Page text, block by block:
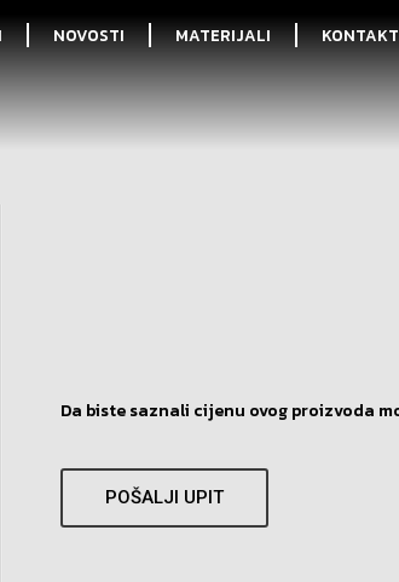
NOVOSTI MATERIJALI KONTAKT
Da biste saznali cijenu ovog proizvoda
POŠALJI UPIT